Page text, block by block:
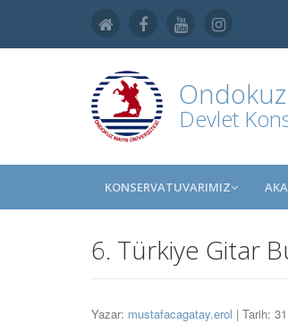
Devlet
KONSERVATUVARIMIZ
6. Türkiye Gitar
Yazar: mustafacagatay.erol | Tarih: